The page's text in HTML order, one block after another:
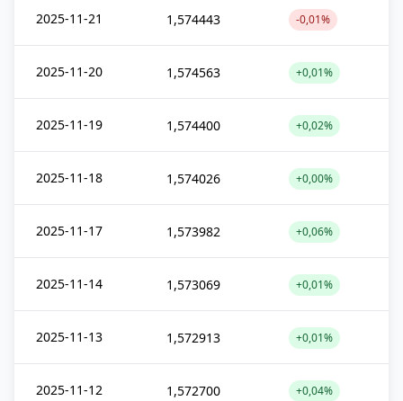
2025-11-21 1,574443 -0,01%
2025-11-20 1,574563 +0,01%
2025-11-19 1,574400 +0,02%
2025-11-18 1,574026 +0,00%
2025-11-17 1,573982 +0,06%
2025-11-14 1,573069 +0,01%
2025-11-13 1,572913 +0,01%
2025-11-12 1,572700 +0,04%